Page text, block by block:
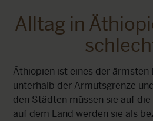
Alltag in
Äthiopien ist eines der
unterhalb der Armutsgrenze
den Städten müssen sie auf
auf dem Land werden sie als